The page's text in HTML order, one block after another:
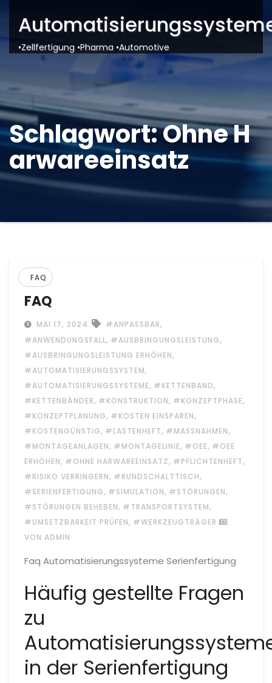
•Zellfertigung •Pharma •Automotive
Schlagwort:Ohne H
arwareeinsatz
FAQ
FAQ
MAI 17, 2024 #ANPASSBAR,
#ANWENDUNGSFALL, #AUSBRINGUNGSLEISTUNG,
#AUSBRINGUNGSLEISTUNG ERHÖHEN,
#AUTOMATISIERUNGSSYSTEM,
#AUTOMATISIERUNGSSYSTEME, #KETTENBAND,
#KETTENBÄNDER, #KONSTRUKTION, #KONZEPTPHASE,
#KONZEPTPLANUNG, #KOSTEN EINSPAREN,
#KOSTENGÜNSTIG, #LASTENHEFT, #MASSNAHMEN ,
#MONTAGEANLAGEN, #MONTAGELINIE, #OEE, #OEE
ERHÖHEN, #OHNE HARWAREEINSATZ, #PFLICHTENHEFT,
#RISIKO VERRINGERN, #RUNDSCHALTTISCH,
#SERIENFERTIGUNG, #SIMULATION, #STÖRUNGEN,
#STÖRUNGEN BEHEBEN, #TRANSPORTSYSTEM,
#UMSETZBARKEIT PRÜFEN, #WERKZEUGTRÄGER
VON ADMIN
Faq Automatisierungssysteme Serienfertigung
Häufig gestellte Fragen
zu
in der Serienfertigung